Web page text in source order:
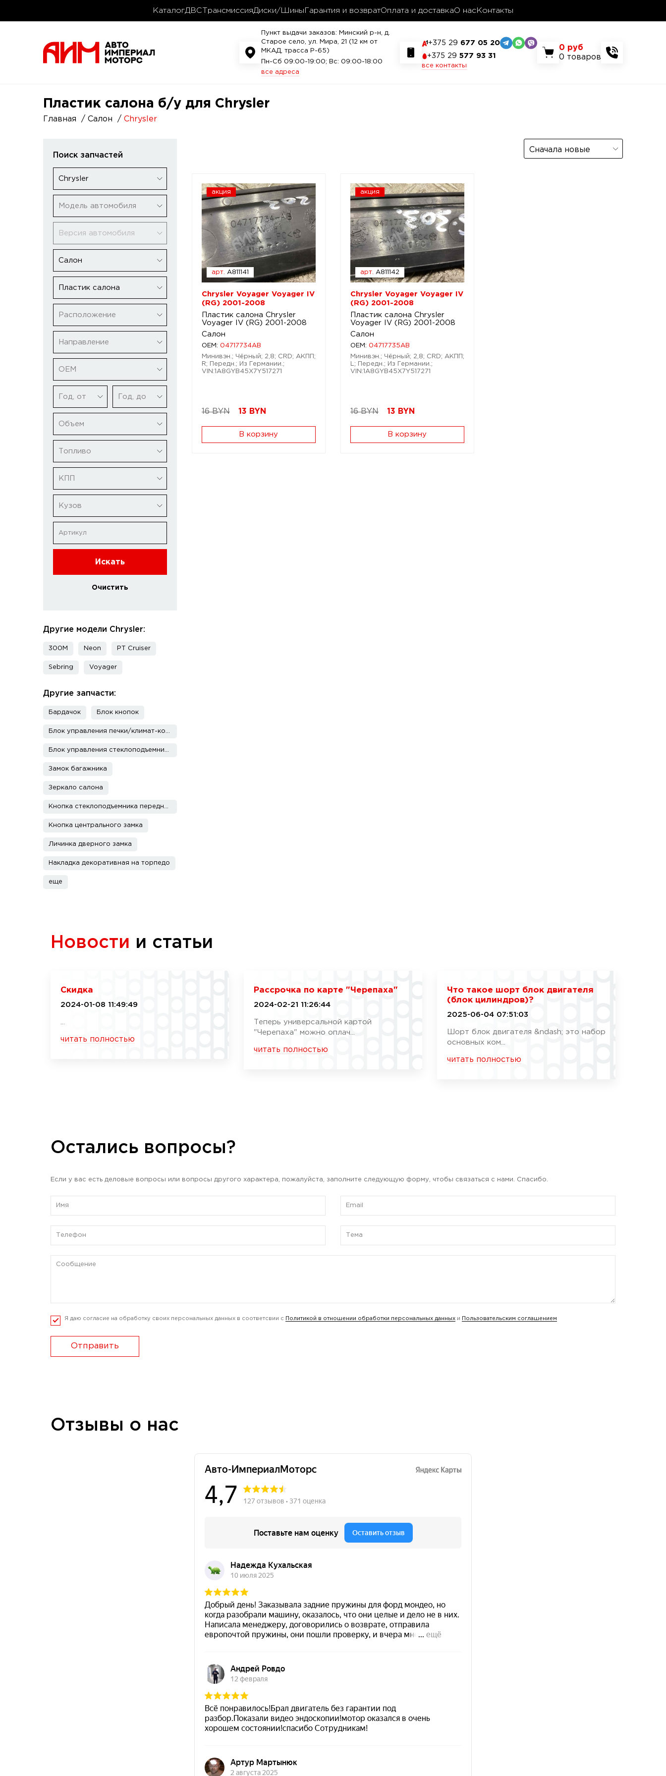
КаталогДВС ТрансмиссияДиски/Шины Гарантия и возвратОплата и доставкаО нас Контакты
Пункт выдачи заказов: Минский р-н, д.
Старое село, ул. Мира, 21 (12 км от
МКАД, трасса P-65)
Пн-Сб 09:00-19:00; Вс: 09:00-18:00
все адреса
+375 29 677 05 20
+375 29 577 93 31
все контакты
0 руб
0 товаров
Пластик салона б/у для Chrysler
Главная Салон Chrysler
Поиск запчастей
Chrysler
Модель автомобиля
Версия автомобиля
Салон
Пластик салона
Расположение
Направление
ОЕМ
Год, от Год, до
Объем
Топливо
КПП
Кузов
Искать
Очистить
Другие модели Chrysler:
300M Neon PT Cruiser
Sebring Voyager
Другие запчасти:
Бардачок Блок кнопок
Замок багажника
Зеркало салона
Кнопка центрального замка
Личинка дверного замка
Накладка декоративная на торпедо
еще
Сначала новые
акция
арт. A811141
Chrysler Voyager Voyager IV
(RG) 2001-2008
Пластик салона Chrysler
Voyager IV (RG) 2001-2008
Салон
OEM: 04717734AB
Минивэн.; Чёрный; 2,8; CRD; АКПП;
R; Передн.; Из Германии.;
VIN:1A8GYB45X7Y517271
16 BYN 13 BYN
В корзину
акция
арт. A811142
Chrysler Voyager Voyager IV
(RG) 2001-2008
Пластик салона Chrysler
Voyager IV (RG) 2001-2008
Салон
OEM: 04717735AB
Минивэн.; Чёрный; 2,8; CRD; АКПП;
L; Передн.; Из Германии.;
VIN:1A8GYB45X7Y517271
16 BYN 13 BYN
В корзину
Новости и статьи
Скидка
2024-01-08 11:49:49
читать полностью
Рассрочка по карте "Черепаха"
2024-02-21 11:26:44
Теперь универсальной картой
"Черепаха" можно оплач...
читать полностью
Что такое шорт блок двигателя
(блок цилиндров)?
2025-06-04 07:51:03
Шорт блок двигателя &ndash; это набор
основных ком...
читать полностью
Остались вопросы?
Если у вас есть деловые вопросы или вопросы другого характера, пожалуйста, заполните следующую форму, чтобы связаться с нами. Спасибо.
Я даю согласие на обработку своих персональных данных в соответсвии с Политикой в отношении обработки персональных данных и Пользовательским соглашением
Отправить
Отзывы о нас